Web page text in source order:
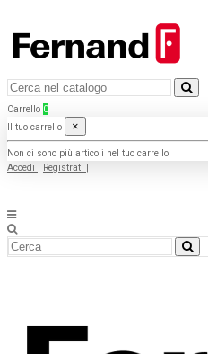
Carrello 0
Il tuo carrello
×
Non ci sono più articoli nel tuo carrello
Accedi
Registrati